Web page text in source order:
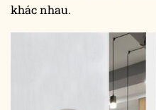
khác nhau.